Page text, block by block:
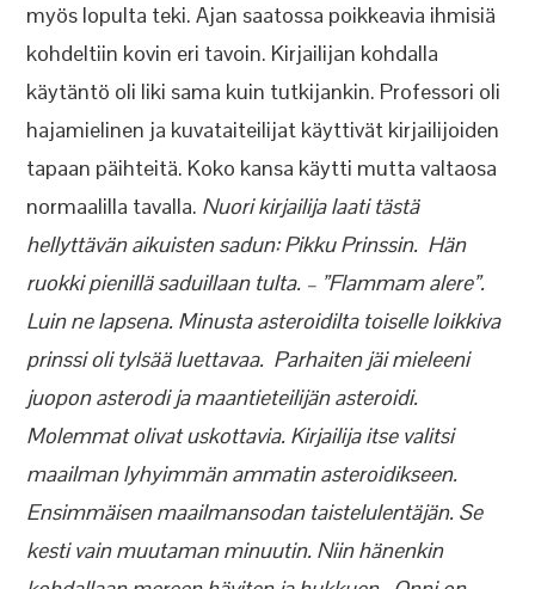
myös lopulta teki. Ajan saatossa poikkeavia ihmisiä
kohdeltiin kovin eri tavoin. Kirjailijan kohdalla
käytäntö oli liki sama kuin tutkijankin. Professori oli
hajamielinen ja kuvataiteilijat käyttivät kirjailijoiden
tapaan päihteitä. Koko kansa käytti mutta valtaosa
normaalilla tavalla. Nuori kirjailija laati tästä
hellyttävän aikuisten sadun: Pikku Prinssin. Hän
ruokki pienillä saduillaan tulta. – ”Flammam alere”.
Luin ne lapsena. Minusta asteroidilta toiselle loikkiva
prinssi oli tylsää luettavaa. Parhaiten jäi mieleeni
juopon asterodi ja maantieteilijän asteroidi.
Molemmat olivat uskottavia. Kirjailija itse valitsi
maailman lyhyimmän ammatin asteroidikseen.
Ensimmäisen maailmansodan taistelulentäjän. Se
kesti vain muutaman minuutin. Niin hänenkin